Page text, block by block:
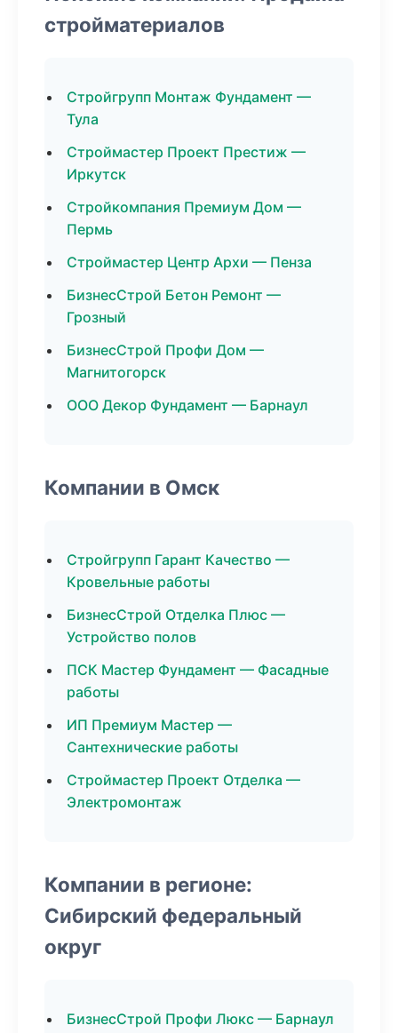
стройматериалов
Стройгрупп Монтаж Фундамент —
Тула
Строймастер Проект Престиж —
Иркутск
Стройкомпания Премиум Дом —
Пермь
Строймастер Центр Архи — Пенза
БизнесСтрой Бетон Ремонт —
Грозный
БизнесСтрой Профи Дом —
Магнитогорск
ООО Декор Фундамент — Барнаул
Компании в Омск
Стройгрупп Гарант Качество —
Кровельные работы
БизнесСтрой Отделка Плюс —
Устройство полов
ПСК Мастер Фундамент — Фасадные
работы
ИП Премиум Мастер —
Сантехнические работы
Строймастер Проект Отделка —
Электромонтаж
Компании в регионе:
Сибирский федеральный
округ
БизнесСтрой Профи Люкс — Барнаул